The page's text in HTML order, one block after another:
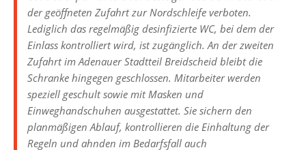
der geöffneten Zufahrt zur Nordschleife verboten.
Lediglich das regelmäßig desinfizierte WC, bei dem der
Einlass kontrolliert wird, ist zugänglich. An der zweiten
Zufahrt im Adenauer Stadtteil Breidscheid bleibt die
Schranke hingegen geschlossen. Mitarbeiter werden
speziell geschult sowie mit Masken und
Einweghandschuhen ausgestattet. Sie sichern den
planmäßigen Ablauf, kontrollieren die Einhaltung der
Regeln und ahnden im Bedarfsfall auch